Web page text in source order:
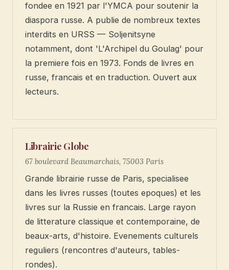
fondee en 1921 par l'YMCA pour soutenir la
diaspora russe. A publie de nombreux textes
interdits en URSS — Soljenitsyne
notamment, dont 'L'Archipel du Goulag' pour
la premiere fois en 1973. Fonds de livres en
russe, francais et en traduction. Ouvert aux
lecteurs.
Librairie Globe
67 boulevard Beaumarchais, 75003 Paris
Grande librairie russe de Paris, specialisee
dans les livres russes (toutes epoques) et les
livres sur la Russie en francais. Large rayon
de litterature classique et contemporaine, de
beaux-arts, d'histoire. Evenements culturels
reguliers (rencontres d'auteurs, tables-
rondes).